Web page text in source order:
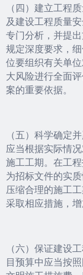
（四）建立工程
及建设工程质量
专门分析，并提
规定深度要求，
位要组织有关单
大风险进行全面
案的重要依据。
（五）科学确定
应当根据实际情
施工工期。在工
为招标文件的实
压缩合理的施工
采取相应措施，
（六）保证建设
目预算中应当按